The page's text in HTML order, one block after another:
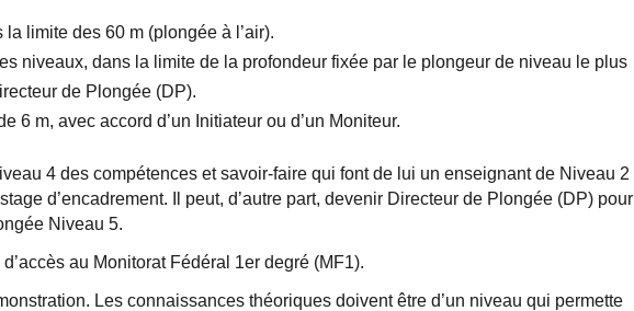
limite des 60 m (plongée à l’air).
niveaux, dans la limite de la profondeur fixée par le plongeur de niveau le plus
de Plongée (DP).
6 m, avec accord d’un Initiateur ou d’un Moniteur.
4 des compétences et savoir-faire qui font de lui un enseignant de Niveau 2
d’encadrement. Il peut, d’autre part, devenir Directeur de Plongée (DP) pour
Niveau 5.
au Monitorat Fédéral 1er degré (MF1).
Les connaissances théoriques doivent être d’un niveau qui permette